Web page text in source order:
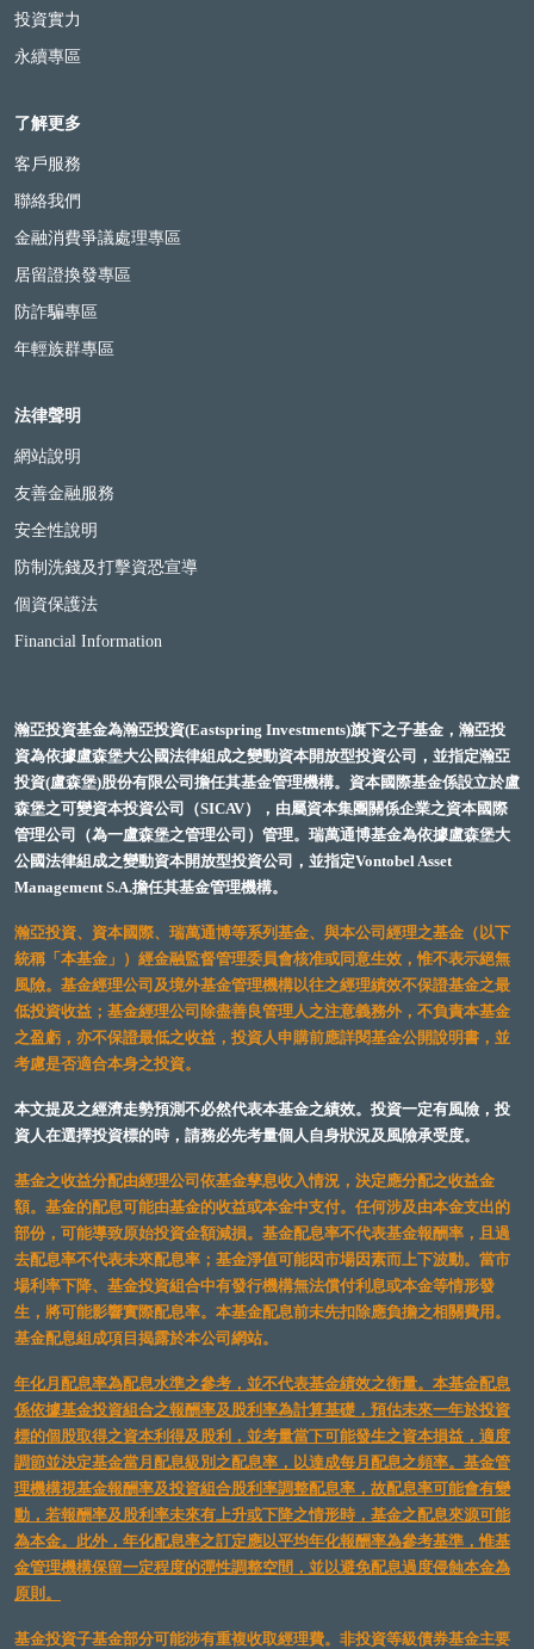
投資實力
永續專區
了解更多
客戶服務
聯絡我們
金融消費爭議處理專區
居留證換發專區
防詐騙專區
年輕族群專區
法律聲明
網站說明
友善金融服務
安全性說明
防制洗錢及打擊資恐宣導
個資保護法
Financial Information
瀚亞投資基金為瀚亞投資(Eastspring Investments)旗下之子基金，瀚亞投
資為依據盧森堡大公國法律組成之變動資本開放型投資公司，並指定瀚亞
投資(盧森堡)股份有限公司擔任其基金管理機構。資本國際基金係設立於盧
森堡之可變資本投資公司（SICAV），由屬資本集團關係企業之資本國際
管理公司（為一盧森堡之管理公司）管理。瑞萬通博基金為依據盧森堡大
公國法律組成之變動資本開放型投資公司，並指定Vontobel Asset
Management S.A.擔任其基金管理機構。
瀚亞投資、資本國際、瑞萬通博等系列基金、與本公司經理之基金（以下
統稱「本基金」）經金融監督管理委員會核准或同意生效，惟不表示絕無
風險。基金經理公司及境外基金管理機構以往之經理績效不保證基金之最
低投資收益；基金經理公司除盡善良管理人之注意義務外，不負責本基金
之盈虧，亦不保證最低之收益，投資人申購前應詳閱基金公開說明書，並
考慮是否適合本身之投資。
本文提及之經濟走勢預測不必然代表本基金之績效。投資一定有風險，投
資人在選擇投資標的時，請務必先考量個人自身狀況及風險承受度。
基金之收益分配由經理公司依基金孳息收入情況，決定應分配之收益金
額。基金的配息可能由基金的收益或本金中支付。任何涉及由本金支出的
部份，可能導致原始投資金額減損。基金配息率不代表基金報酬率，且過
去配息率不代表未來配息率；基金淨值可能因市場因素而上下波動。當市
場利率下降、基金投資組合中有發行機構無法償付利息或本金等情形發
生，將可能影響實際配息率。本基金配息前未先扣除應負擔之相關費用。
基金配息組成項目揭露於本公司網站。
年化月配息率為配息水準之參考，並不代表基金績效之衡量。本基金配息
係依據基金投資組合之報酬率及股利率為計算基礎，預估未來一年於投資
標的個股取得之資本利得及股利，並考量當下可能發生之資本損益，適度
調節並決定基金當月配息級別之配息率，以達成每月配息之頻率。基金管
理機構視基金報酬率及投資組合股利率調整配息率，故配息率可能會有變
動，若報酬率及股利率未來有上升或下降之情形時，基金之配息來源可能
為本金。此外，年化配息率之訂定應以平均年化報酬率為參考基準，惟基
金管理機構保留一定程度的彈性調整空間，並以避免配息過度侵蝕本金為
原則。
基金投資子基金部分可能涉有重複收取經理費。非投資等級債券基金主要